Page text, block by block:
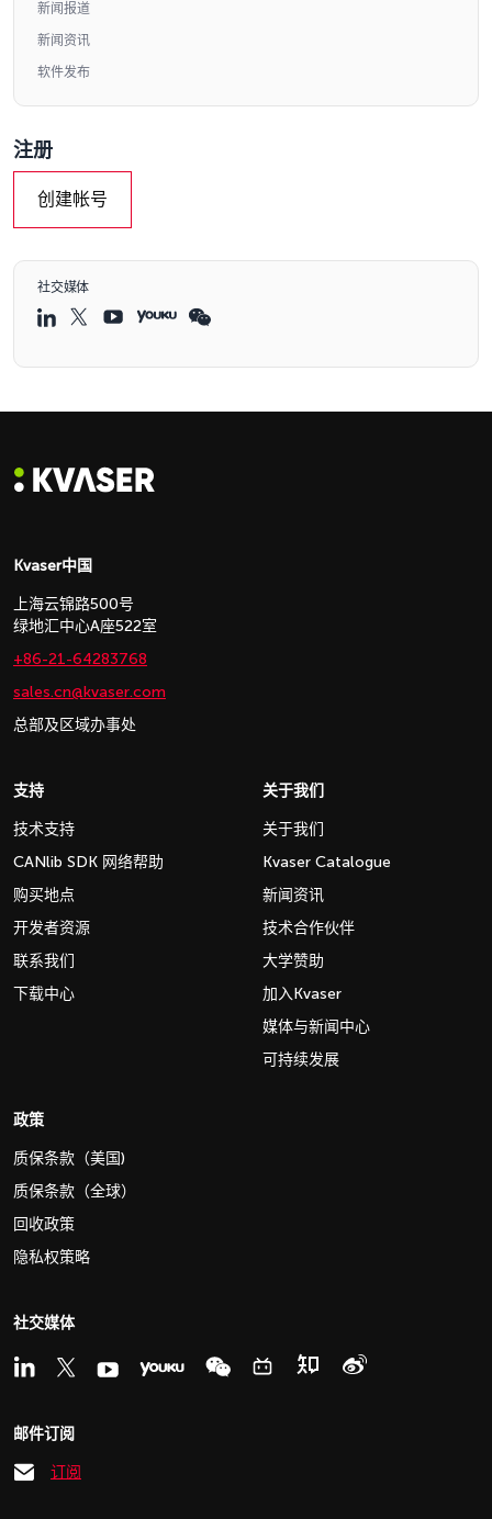
新闻报道
新闻资讯
软件发布
注册
创建帐号
社交媒体
Kvaser中国
上海云锦路500号
绿地汇中心A座522室
+86-21-64283768
sales.cn@kvaser.com
总部及区域办事处
支持
技术支持
CANlib SDK 网络帮助
购买地点
开发者资源
联系我们
下载中心
关于我们
关于我们
Kvaser Catalogue
新闻资讯
技术合作伙伴
大学赞助
加入Kvaser
媒体与新闻中心
可持续发展
政策
质保条款（美国)
质保条款（全球）
回收政策
隐私权策略
社交媒体
邮件订阅
订阅